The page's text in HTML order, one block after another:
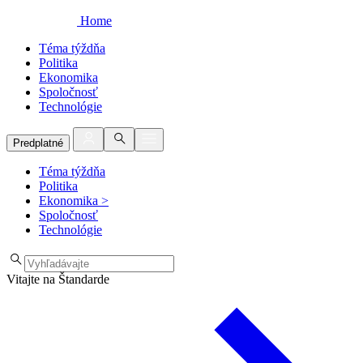
Home
Téma týždňa
Politika
Ekonomika
Spoločnosť
Technológie
Predplatné
Téma týždňa
Politika
Ekonomika >
Spoločnosť
Technológie
Vitajte na Štandarde